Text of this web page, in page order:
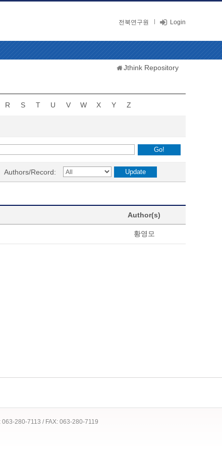
전북연구원 Login
Jthink Repository
R S T U V W X Y Z
Authors/Record:
Author(s)
황영모
280-7113 / FAX: 063-280-7119